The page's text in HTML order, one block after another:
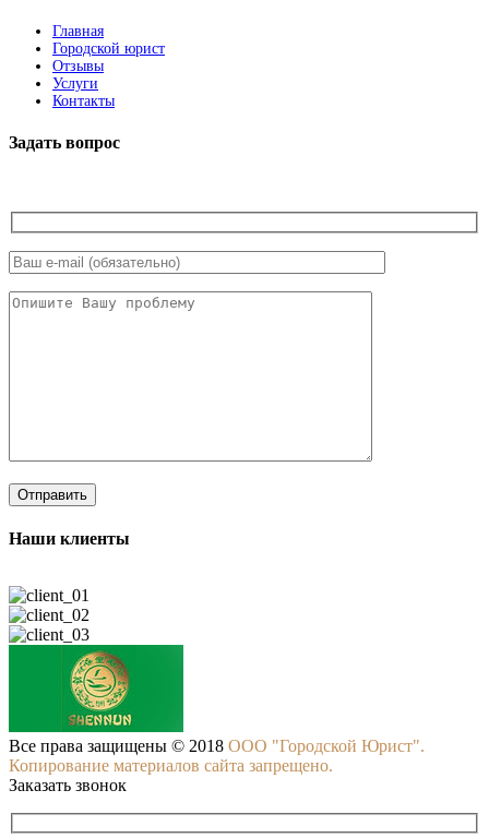
Главная
Городской юрист
Отзывы
Услуги
Контакты
Задать вопрос
Наши клиенты
Все права защищены © 2018 ООО "Городской Юрист".
Копирование материалов сайта запрещено.
Заказать звонок